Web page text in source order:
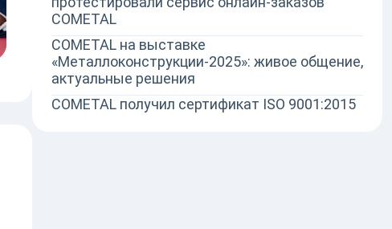
COMETAL
COMETAL на выставке
«Металлоконструкции-2025»: живое общение,
актуальные решения
COMETAL получил сертификат ISO 9001:2015